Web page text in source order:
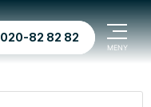
020-82 82 82